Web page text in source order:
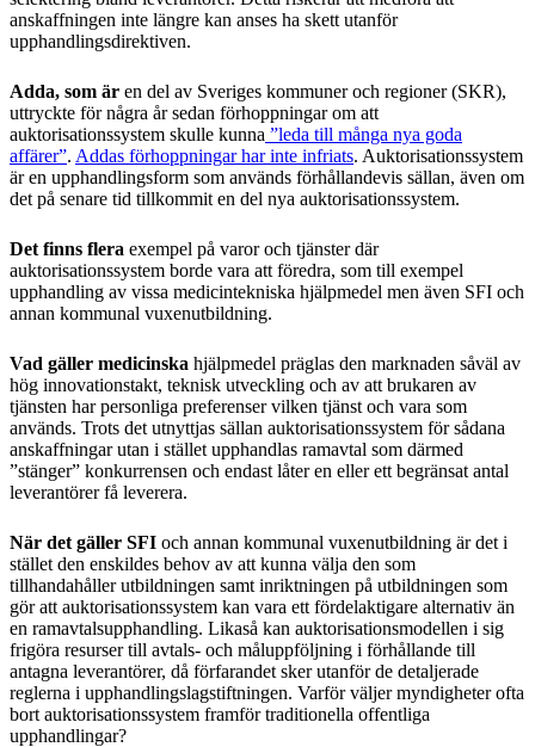
anskaffningen inte längre kan anses ha skett utanför
upphandlingsdirektiven.
Adda, som är en del av Sveriges kommuner och regioner (SKR),
uttryckte för några år sedan förhoppningar om att
auktorisationssystem skulle kunna ”leda till många nya goda
affärer”. Addas förhoppningar har inte infriats. Auktorisationssystem
är en upphandlingsform som används förhållandevis sällan, även om
det på senare tid tillkommit en del nya auktorisationssystem.
Det finns flera exempel på varor och tjänster där
auktorisationssystem borde vara att föredra, som till exempel
upphandling av vissa medicintekniska hjälpmedel men även SFI och
annan kommunal vuxenutbildning.
Vad gäller medicinska hjälpmedel präglas den marknaden såväl av
hög innovationstakt, teknisk utveckling och av att brukaren av
tjänsten har personliga preferenser vilken tjänst och vara som
används. Trots det utnyttjas sällan auktorisationssystem för sådana
anskaffningar utan i stället upphandlas ramavtal som därmed
”stänger” konkurrensen och endast låter en eller ett begränsat antal
leverantörer få leverera.
När det gäller SFI och annan kommunal vuxenutbildning är det i
stället den enskildes behov av att kunna välja den som
tillhandahåller utbildningen samt inriktningen på utbildningen som
gör att auktorisationssystem kan vara ett fördelaktigare alternativ än
en ramavtalsupphandling. Likaså kan auktorisationsmodellen i sig
frigöra resurser till avtals- och måluppföljning i förhållande till
antagna leverantörer, då förfarandet sker utanför de detaljerade
reglerna i upphandlingslagstiftningen. Varför väljer myndigheter ofta
bort auktorisationssystem framför traditionella offentliga
upphandlingar?